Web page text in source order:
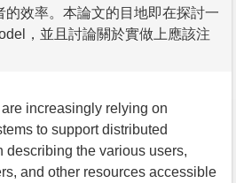
的效率。本論文的目地即在探討一
，並且討論關於實做上應該注
increasingly relying on
to support distributed
describing the various users,
and other resources accessible